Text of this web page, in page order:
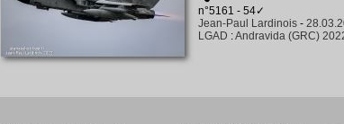
n°5161 - 54✓
Jean-Paul Lardinois-
LGAD :Andravida (GRC)